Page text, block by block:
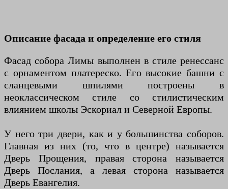
Описание фасада и определение его стиля
Фасад собора Лимы выполнен в стиле ренессанс
с орнаментом платереско. Его высокие башни с
сланцевыми шпилями построены в
неоклассическом стиле со стилистическим
влиянием школы Эскориал и Северной Европы.
У него три двери, как и у большинства соборов.
Главная из них (то, что в центре) называется
Дверь Прощения, правая сторона называется
Дверь Послания, а левая сторона называется
Дверь Евангелия.